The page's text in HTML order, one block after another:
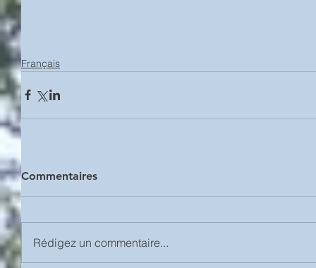
Français
Commentaires
Rédigez un commentaire...